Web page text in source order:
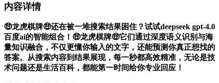
内容详情
🤑龙虎棋牌🤑还在被一堆搜索结果困住？试试deepseek gpt-4.0
百度ai的智能组合！🤑龙虎棋牌🤑它们通过深度语义识别与海
量知识融合，不仅更懂你输入的文字，还能预测你真正想找的
答案。从搜索内容到结果展现，每一秒都高效精准，无论是技
术问题还是生活百科，都能第一时间给你专业回应！